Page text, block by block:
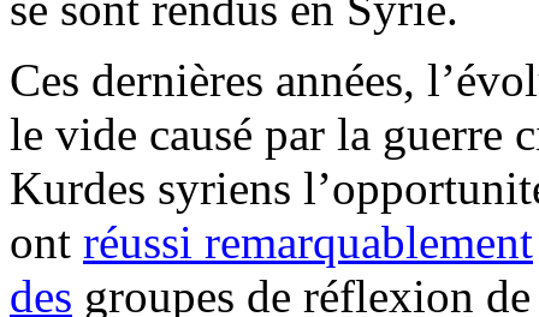
Ces dernières années,
le vide causé par la guerre
Kurdes syriens
ont réussi remarquablement
des groupes de réflexion